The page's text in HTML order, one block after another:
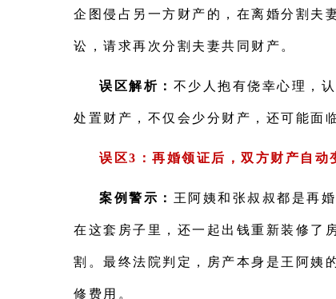
企图侵占另一方财产的，在离婚分割夫
讼，请求再次分割夫妻共同财产。
误区解析： 不少人抱有侥幸心理，
处置财产，不仅会少分财产，还可能面
误区3：再婚领证后，双方财产自动
案例警示： 王阿姨和张叔叔都是再
在这套房子里，还一起出钱重新装修了
割。 最终法院判定，房产本身是王阿姨
修费用。